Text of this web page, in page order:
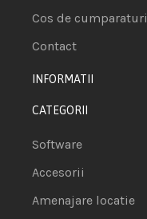
Cos de cumparaturi
Contact
INFORMATII
CATEGORII
Software
Accesorii
Amenajare locatie